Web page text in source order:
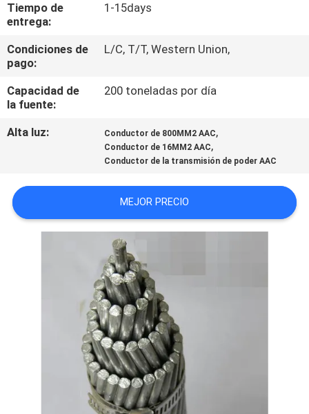
ÉNTRENOS
EN
CONTACTO
CON
NOTICIAS
UNA
CITA
Tiempo de
entrega:
1-15days
Condiciones de
pago:
L/C, T/T, Western Union,
Capacidad de
la fuente:
200 toneladas por día
Alta luz: Conductor de 800MM2 AAC,
Conductor de 16MM2 AAC,
Conductor de la transmisión de poder AAC
MEJOR PRECIO